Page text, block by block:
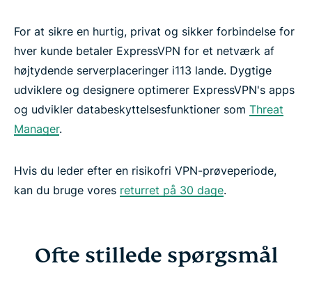
For at sikre en hurtig, privat og sikker forbindelse for
hver kunde betaler ExpressVPN for et netværk af
højtydende serverplaceringer i113 lande. Dygtige
udviklere og designere optimerer ExpressVPN's apps
og udvikler databeskyttelsesfunktioner som Threat
Manager.
Hvis du leder efter en risikofri VPN-prøveperiode,
kan du bruge vores returret på 30 dage.
Ofte stillede spørgsmål